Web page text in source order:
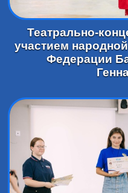
Театрально-
участием
Федерации